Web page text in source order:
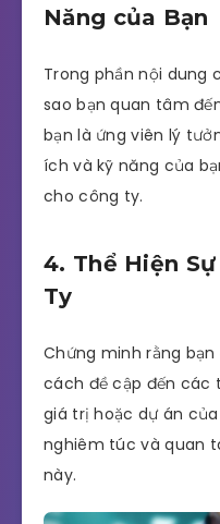
Năng của Bạn
Trong phần nội dung
sao bạn quan tâm
bạn là ứng viên lý
ích và kỹ năng của
cho công ty.
4. Thể Hiện
Ty
Chứng minh rằng
cách đề cập đến các
giá trị hoặc dự án
nghiêm túc và quan
này.